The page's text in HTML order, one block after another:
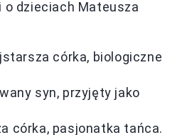
dzieciach Mateusza
córka, biologiczne
syn, przyjęty jako
córka, pasjonatka tańca.